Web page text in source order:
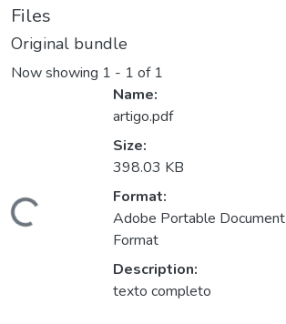
Files
Original bundle
Now showing 1 - 1 of 1
Name:
artigo.pdf
Size:
398.03 KB
Format:
Adobe Portable Document
Format
Description:
texto completo